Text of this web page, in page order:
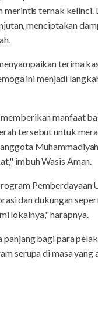
merintis ternak kelinci.
menciptakan
terima
ini menjadi
manfaat
tersebut untuk
imbuh Wasis Aman.
dan dukungan
lokalnya," harapnya.
bagi para
serupa di masa yang